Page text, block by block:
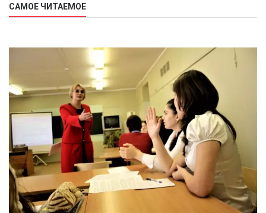
САМОЕ ЧИТАЕМОЕ